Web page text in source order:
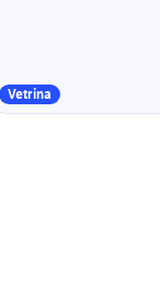
Vetrina